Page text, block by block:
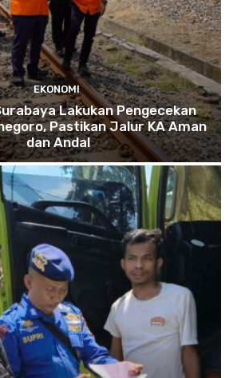
EKONOMI
Lakukan Pengecekan
Pastikan Jalur KA Aman
dan Andal